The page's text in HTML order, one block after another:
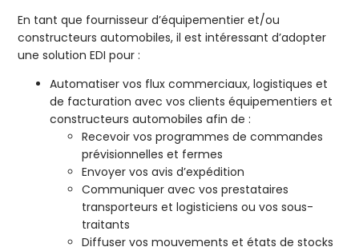
En tant que fournisseur d’équipementier et/ou
constructeurs automobiles, il est intéressant d’adopter
une solution EDI pour :
Automatiser vos flux commerciaux, logistiques et
de facturation avec vos clients équipementiers et
constructeurs automobiles afin de :
Recevoir vos programmes de commandes
prévisionnelles et fermes
Envoyer vos avis d’expédition
Communiquer avec vos prestataires
transporteurs et logisticiens ou vos sous-
traitants
Diffuser vos mouvements et états de stocks